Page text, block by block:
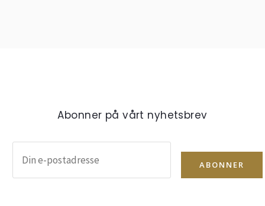
Abonner på vårt nyhetsbrev
ABONNER